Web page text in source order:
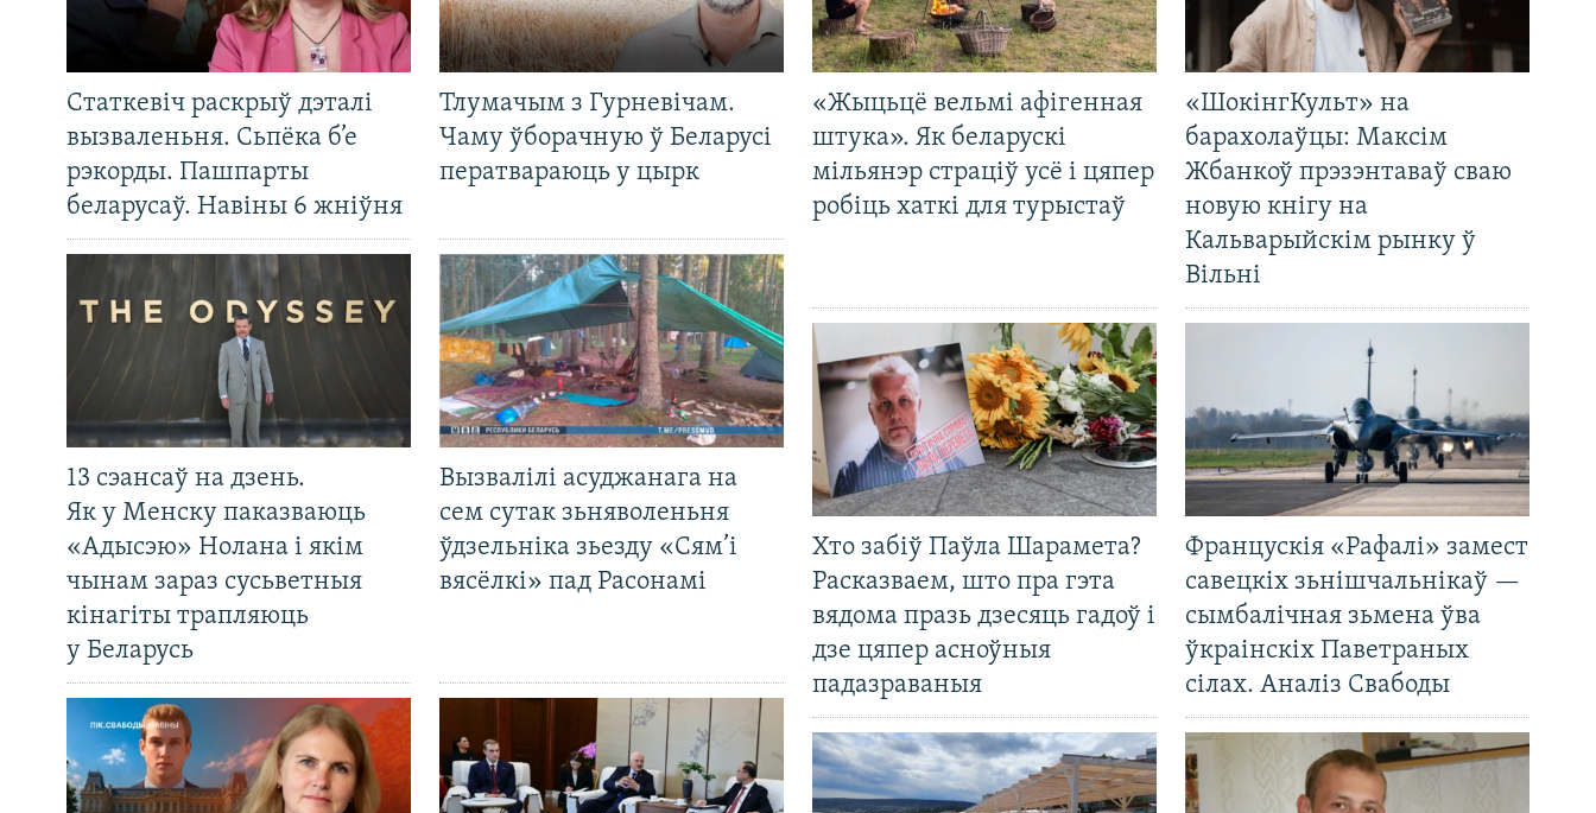
Статкевіч раскрыў дэталі
вызваленьня. Сьпёка б’е
рэкорды. Пашпарты
беларусаў. Навіны 6 жніўня
Тлумачым з Гурневічам.
Чаму ўборачную ў Беларусі
ператвараюць у цырк
13 сэансаў на дзень.
Як у Менску паказваюць
«Адысэю» Нолана і якім
чынам зараз сусьветныя
кінагіты трапляюць
у Беларусь
Вызвалілі асуджанага на
сем сутак зьняволеньня
ўдзельніка зьезду «Сям’і
вясёлкі» пад Расонамі
«Жыцьцё вельмі афігенная
штука». Як беларускі
мільянэр страціў усё і цяпер
робіць хаткі для турыстаў
«ШокінгКульт» на
барахолаўцы: Максім
Жбанкоў прэзэнтаваў сваю
новую кнігу на
Кальварыйскім рынку ў
Вільні
Хто забіў Паўла Шарамета?
Расказваем, што пра гэта
вядома празь дзесяць гадоў і
дзе цяпер асноўныя
падазраваныя
Францускія «Рафалі» замест
савецкіх зьнішчальнікаў —
сымбалічная зьмена ўва
ўкраінскіх Паветраных
сілах. Аналіз Свабоды